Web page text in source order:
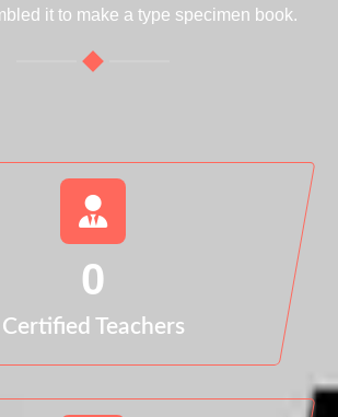
it to make a type specimen book.
0
Certified Teachers